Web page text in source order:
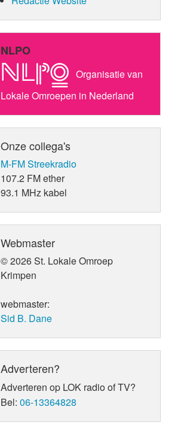
NLPO
Organisatie van
Lokale Omroepen in Nederland
Onze collega's
M-FM Streekradio
107.2 FM ether
93.1 MHz kabel
Webmaster
© 2026 St. Lokale Omroep
Krimpen
webmaster:
Sid B. Dane
Adverteren?
Adverteren op LOK radio of TV?
Bel:06-13364828